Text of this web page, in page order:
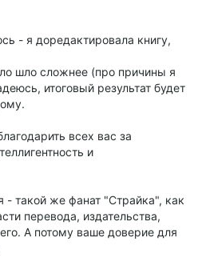
- я доредактировала книгу,
шло сложнее (про причины я
итоговый результат будет
всех вас за
и
- такой же фанат "Страйка", как
перевода, издательства,
А потому ваше доверие для